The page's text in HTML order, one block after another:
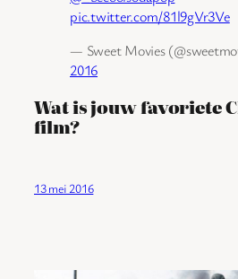
pic.twitter.com/81l9gVr3Ve
— Sweet Movies
2016
Wat is jouw favoriete
film?
13 mei 2016